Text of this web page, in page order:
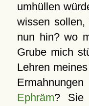
umhüllen
wissen
nun hin? wo
Grube mich
Lehren
Ephräm? Sie